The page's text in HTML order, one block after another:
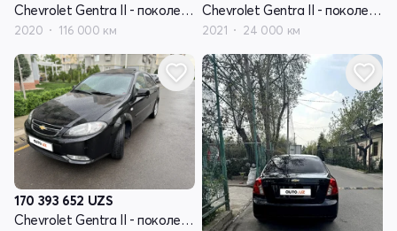
Chevrolet Gentra II - поколение
2020 116 000 км
Chevrolet Gentra II - поколение
2021 24 000 км
170 393 652 UZS
Chevrolet Gentra II - поколение